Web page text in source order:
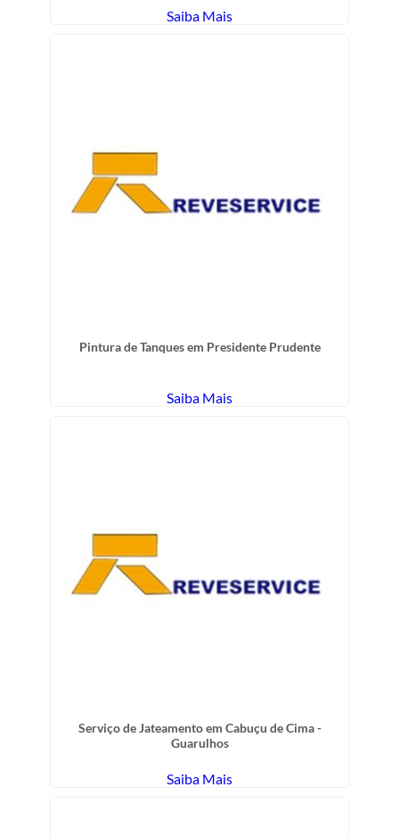
Saiba Mais
Pintura de Tanques em Presidente Prudente
Saiba Mais
Serviço de Jateamento em Cabuçu de Cima -
Guarulhos
Saiba Mais